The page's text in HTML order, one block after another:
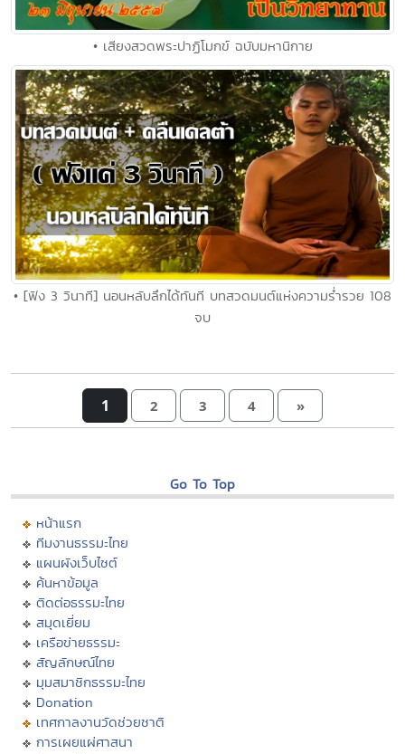
• เสียงสวดพระปาฏิโมกข์ ฉบับมหานิกาย
• [ฟัง 3 วินาที] นอนหลับลึกได้ทันที บทสวดมนต์แห่งความร่ำรวย 108
จบ
1 2 3 4 »
Go To Top
หน้าแรก
ทีมงานธรรมะไทย
แผนผังเว็บไซต์
ค้นหาข้อมูล
ติดต่อธรรมะไทย
สมุดเยี่ยม
เครือข่ายธรรมะ
สัญลักษณ์ไทย
มุมสมาชิกธรรมะไทย
Donation
เทศกาลงานวัดช่วยชาติ
การเผยแผ่ศาสนา